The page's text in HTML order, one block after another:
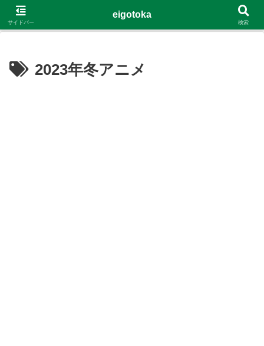
G-4Y8348WE8B
2023年冬アニメ
サイドバー
eigotoka
検索